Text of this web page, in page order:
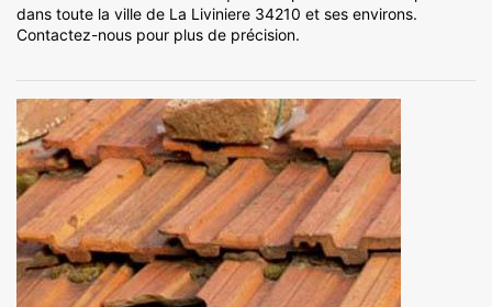
dans toute la ville de La Liviniere 34210 et ses environs.
Contactez-nous pour plus de précision.